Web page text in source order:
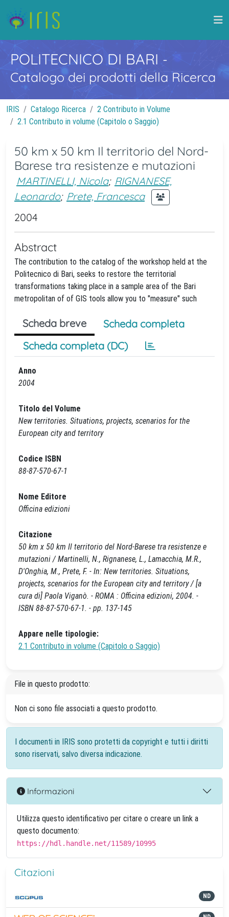
POLITECNICO DI BARI -
Catalogo dei prodotti della Ricerca
IRIS Catalogo Ricerca
2 Contributo in Volume
2.1 Contributo in volume (Capitolo o Saggio)
50 km x 50 km Il territorio del Nord-
Barese tra resistenze e mutazioni
MARTINELLI, Nicola; RIGNANESE,
Leonardo; Prete, Francesca
2004
Abstract
The contribution to the catalog of the workshop held at the
Politecnico di Bari, seeks to restore the territorial
transformations taking place in a sample area of the Bari
metropolitan of of GIS tools allow you to "measure" such
Scheda breve
Scheda completa
Scheda completa (DC)
Anno
2004
Titolo del Volume
New territories. Situations, projects, scenarios for the
European city and territory
Codice ISBN
88-87-570-67-1
Nome Editore
Officina edizioni
Citazione
50 km x 50 km Il territorio del Nord-Barese tra resistenze e
mutazioni / Martinelli, N., Rignanese, L., Lamacchia, M.R.,
D'Onghia, M., Prete, F. - In: New territories. Situations,
projects, scenarios for the European city and territory / [a
cura di] Paola Viganò. - ROMA : Officina edizioni, 2004. -
ISBN 88-87-570-67-1. - pp. 137-145
Appare nelle tipologie:
2.1 Contributo in volume (Capitolo o Saggio)
File in questo prodotto:
Non ci sono file associati a questo prodotto.
I documenti in IRIS sono protetti da copyright e tutti i diritti
sono riservati, salvo diversa indicazione.
Informazioni
Utilizza questo identificativo per citare o creare un link a
questo documento:
https://hdl.handle.net/11589/10995
Citazioni
ND